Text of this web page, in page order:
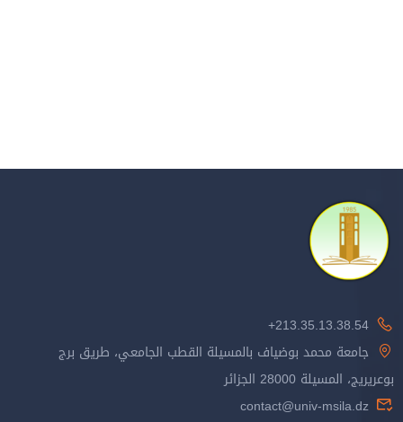
213.35.13.38.54+
جامعة محمد بوضياف بالمسيلة القطب الجامعي، طريق برج
بوعريريج، المسيلة 28000 الجزائر
contact@univ-msila.dz